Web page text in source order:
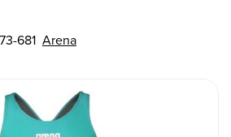
681 Arena